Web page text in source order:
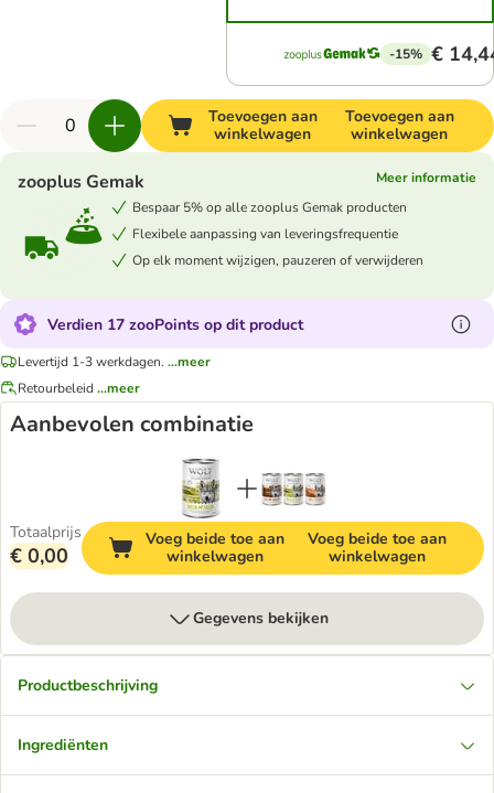
-15% €
Toevoegen aan
winkelwagen
Toevoegen aan
winkelwagen
zooplus Gemak
Meer informatie
Bespaar 5% op alle zooplus Gemak producten
Flexibele aanpassing van leveringsfrequentie
Op elk moment wijzigen, pauzeren of verwijderen
Verdien 17 zooPoints op dit product
Levertijd 1-3 werkdagen. ...meer
Retourbeleid ...meer
Aanbevolen combinatie
Totaalprijs
€ 0,00
Voeg beide toe aan
winkelwagen
Voeg beide toe aan
winkelwagen
Gegevens bekijken
Productbeschrijving
Ingrediënten